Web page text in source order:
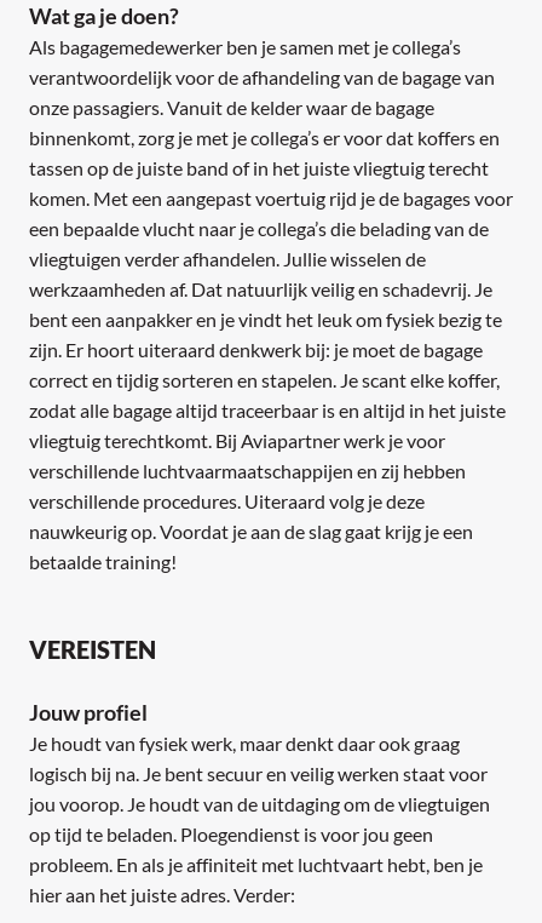
Wat ga je doen?
Als bagagemedewerker ben je samen met je collega’s
verantwoordelijk voor de afhandeling van de bagage van
onze passagiers. Vanuit de kelder waar de bagage
binnenkomt, zorg je met je collega’s er voor dat koffers en
tassen op de juiste band of in het juiste vliegtuig terecht
komen. Met een aangepast voertuig rijd je de bagages voor
een bepaalde vlucht naar je collega’s die belading van de
vliegtuigen verder afhandelen. Jullie wisselen de
werkzaamheden af. Dat natuurlijk veilig en schadevrij. Je
bent een aanpakker en je vindt het leuk om fysiek bezig te
zijn. Er hoort uiteraard denkwerk bij: je moet de bagage
correct en tijdig sorteren en stapelen. Je scant elke koffer,
zodat alle bagage altijd traceerbaar is en altijd in het juiste
vliegtuig terechtkomt. Bij Aviapartner werk je voor
verschillende luchtvaarmaatschappijen en zij hebben
verschillende procedures. Uiteraard volg je deze
nauwkeurig op. Voordat je aan de slag gaat krijg je een
betaalde training!
VEREISTEN
Jouw profiel
Je houdt van fysiek werk, maar denkt daar ook graag
logisch bij na. Je bent secuur en veilig werken staat voor
jou voorop. Je houdt van de uitdaging om de vliegtuigen
op tijd te beladen. Ploegendienst is voor jou geen
probleem. En als je affiniteit met luchtvaart hebt, ben je
hier aan het juiste adres. Verder: